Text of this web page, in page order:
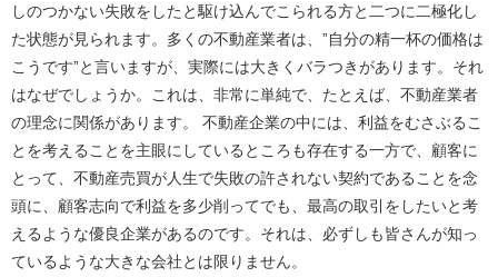
しのつかない失敗をしたと駆け込んでこられる方と二つに二極化し
た状態が見られます。多くの不動産業者は、”自分の精一杯の価格は
こうです”と言いますが、実際には大きくバラつきがあります。それ
はなぜでしょうか。これは、非常に単純で、たとえば、不動産業者
の理念に関係があります。 不動産企業の中には、利益をむさぶるこ
とを考えることを主眼にしているところも存在する一方で、顧客に
とって、不動産売買が人生で失敗の許されない契約であることを念
頭に、顧客志向で利益を多少削ってでも、最高の取引をしたいと考
えるような優良企業があるのです。それは、必ずしも皆さんが知っ
ているような大きな会社とは限りません。